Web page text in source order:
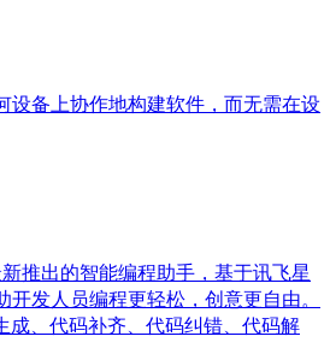
设备上协作地构建软件，而无需在设
推出的智能编程助手，基于讯飞星
发人员编程更轻松，创意更自由。
成、代码补齐、代码纠错、代码解